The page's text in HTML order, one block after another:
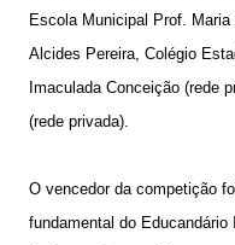
Escola Municipal Prof.
Alcides Pereira, Colégio
Imaculada Conceição (rede
(rede privada).
O vencedor da competição
fundamental do Educandário